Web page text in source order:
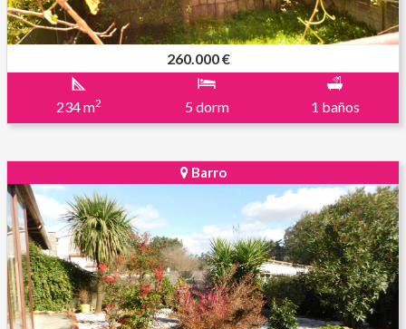
260.000 €
234 m2 5 dorm 1 baños
Barro